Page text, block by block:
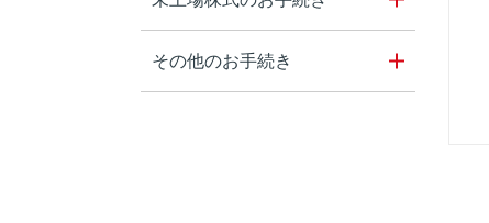
その他のお手続き